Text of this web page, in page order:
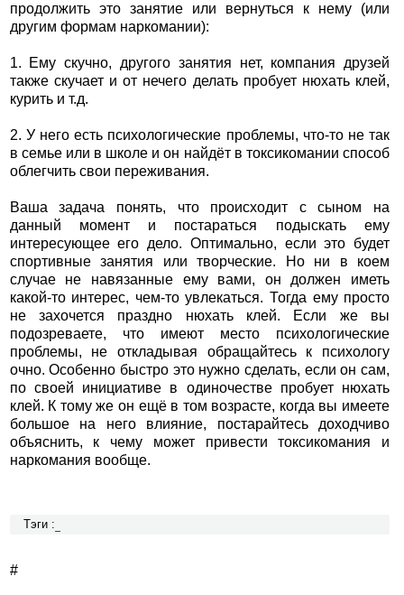
продолжить это занятие или вернуться к нему (или
другим формам наркомании):
1. Ему скучно, другого занятия нет, компания друзей
также скучает и от нечего делать пробует нюхать клей,
курить и т.д.
2. У него есть психологические проблемы, что-то не так
в семье или в школе и он найдёт в токсикомании способ
облегчить свои переживания.
Ваша задача понять, что происходит с сыном на
данный момент и постараться подыскать ему
интересующее его дело. Оптимально, если это будет
спортивные занятия или творческие. Но ни в коем
случае не навязанные ему вами, он должен иметь
какой-то интерес, чем-то увлекаться. Тогда ему просто
не захочется праздно нюхать клей. Если же вы
подозреваете, что имеют место психологические
проблемы, не откладывая обращайтесь к психологу
очно. Особенно быстро это нужно сделать, если он сам,
по своей инициативе в одиночестве пробует нюхать
клей. К тому же он ещё в том возрасте, когда вы имеете
большое на него влияние, постарайтесь доходчиво
объяснить, к чему может привести токсикомания и
наркомания вообще.
Тэги :
#